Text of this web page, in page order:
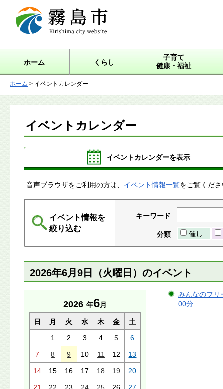
霧島市 Kirishima city
website
ホーム くらし
子育て
健康・福祉
ホーム > イベントカレンダー
イベントカレンダー
イベントカレンダーを表示
音声ブラウザをご利用の方は、 イベント情報一覧をご覧くだ
イベント情報を
絞り込む
キーワード
分類 催し
2026年6月9日（火曜日）のイベント
2026 年6月
日 月 火 水 木 金
土
1
2 3 4 5 6
7 8 9 10 11 12 13
14 15 16 17 18 19 20
21 22 23 24 25 26 27
みんなのフリ
00分